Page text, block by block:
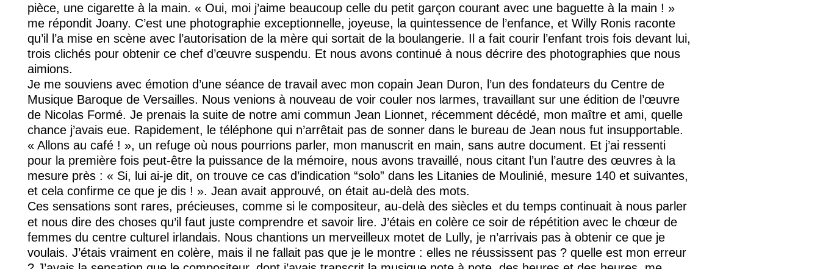
pièce, une cigarette à la main. « Oui, moi j’aime beaucoup celle du petit garçon courant avec une baguette à la main ! »
me répondit Joany. C’est une photographie exceptionnelle, joyeuse, la quintessence de l’enfance, et Willy Ronis raconte
qu’il l’a mise en scène avec l’autorisation de la mère qui sortait de la boulangerie. Il a fait courir l’enfant trois fois devant lui,
trois clichés pour obtenir ce chef d’œuvre suspendu. Et nous avons continué à nous décrire des photographies que nous
aimions.
Je me souviens avec émotion d’une séance de travail avec mon copain Jean Duron, l’un des fondateurs du Centre de
Musique Baroque de Versailles. Nous venions à nouveau de voir couler nos larmes, travaillant sur une édition de l’œuvre
de Nicolas Formé. Je prenais la suite de notre ami commun Jean Lionnet, récemment décédé, mon maître et ami, quelle
chance j’avais eue. Rapidement, le téléphone qui n’arrêtait pas de sonner dans le bureau de Jean nous fut insupportable.
« Allons au café ! », un refuge où nous pourrions parler, mon manuscrit en main, sans autre document. Et j’ai ressenti
pour la première fois peut-être la puissance de la mémoire, nous avons travaillé, nous citant l’un l’autre des œuvres à la
mesure près : « Si, lui ai-je dit, on trouve ce cas d’indication “solo” dans les Litanies de Moulinié, mesure 140 et suivantes,
et cela confirme ce que je dis ! ». Jean avait approuvé, on était au-delà des mots.
Ces sensations sont rares, précieuses, comme si le compositeur, au-delà des siècles et du temps continuait à nous parler
et nous dire des choses qu’il faut juste comprendre et savoir lire. J’étais en colère ce soir de répétition avec le chœur de
femmes du centre culturel irlandais. Nous chantions un merveilleux motet de Lully, je n’arrivais pas à obtenir ce que je
voulais. J’étais vraiment en colère, mais il ne fallait pas que je le montre : elles ne réussissent pas ? quelle est mon erreur